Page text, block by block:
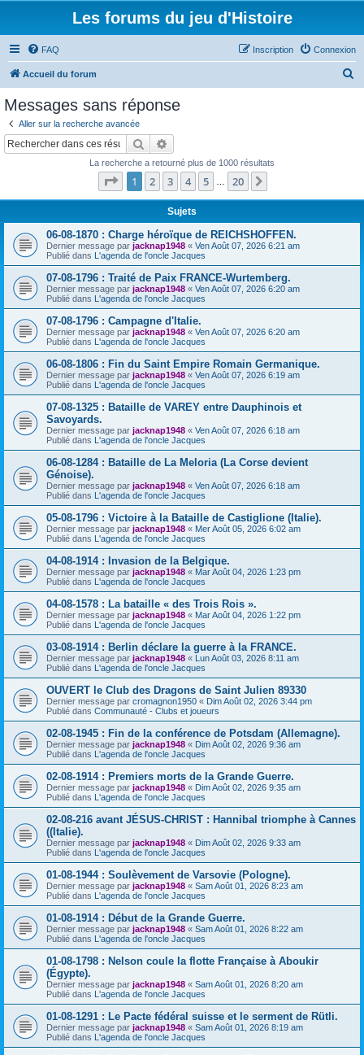
Les forums du jeu d'Histoire
FAQ Connexion
Inscription
Accueil du forum
Messages sans réponse
Aller sur la recherche avancée
Rechercher
La recherche a retourné plus de 1000 résultats
Page 1sur20
1 2 3 4 5 20
Sujets
06-08-1870 : Charge héroïque de REICHSHOFFEN.
Dernier message par jacknap1948 « Ven Août 07, 2026 6:21 am
Publié dans L'agenda de l'oncle Jacques
07-08-1796 : Traité de Paix FRANCE-Wurtemberg.
Dernier message par jacknap1948 « Ven Août 07, 2026 6:20 am
Publié dans L'agenda de l'oncle Jacques
07-08-1796 : Campagne d'Italie.
Dernier message par jacknap1948 « Ven Août 07, 2026 6:20 am
Publié dans L'agenda de l'oncle Jacques
06-08-1806 : Fin du Saint Empire Romain Germanique.
Dernier message par jacknap1948 « Ven Août 07, 2026 6:19 am
Publié dans L'agenda de l'oncle Jacques
07-08-1325 : Bataille de VAREY entre Dauphinois et
Savoyards.
Dernier message par jacknap1948 « Ven Août 07, 2026 6:18 am
Publié dans L'agenda de l'oncle Jacques
06-08-1284 : Bataille de La Meloria (La Corse devient
Génoise).
Dernier message par jacknap1948 « Ven Août 07, 2026 6:18 am
Publié dans L'agenda de l'oncle Jacques
05-08-1796 : Victoire à la Bataille de Castiglione (Italie).
Dernier message par jacknap1948 « Mer Août 05, 2026 6:02 am
Publié dans L'agenda de l'oncle Jacques
04-08-1914 : Invasion de la Belgique.
Dernier message par jacknap1948 « Mar Août 04, 2026 1:23 pm
Publié dans L'agenda de l'oncle Jacques
04-08-1578 : La bataille « des Trois Rois ».
Dernier message par jacknap1948 « Mar Août 04, 2026 1:22 pm
Publié dans L'agenda de l'oncle Jacques
03-08-1914 : Berlin déclare la guerre à la FRANCE.
Dernier message par jacknap1948 « Lun Août 03, 2026 8:11 am
Publié dans L'agenda de l'oncle Jacques
OUVERT le Club des Dragons de Saint Julien 89330
Dernier message par cromagnon1950 « Dim Août 02, 2026 3:44 pm
Publié dans Communauté - Clubs et joueurs
02-08-1945 : Fin de la conférence de Potsdam (Allemagne).
Dernier message par jacknap1948 « Dim Août 02, 2026 9:36 am
Publié dans L'agenda de l'oncle Jacques
02-08-1914 : Premiers morts de la Grande Guerre.
Dernier message par jacknap1948 « Dim Août 02, 2026 9:35 am
Publié dans L'agenda de l'oncle Jacques
02-08-216 avant JÉSUS-CHRIST : Hannibal triomphe à Cannes
((Italie).
Dernier message par jacknap1948 « Dim Août 02, 2026 9:33 am
Publié dans L'agenda de l'oncle Jacques
01-08-1944 : Soulèvement de Varsovie (Pologne).
Dernier message par jacknap1948 « Sam Août 01, 2026 8:23 am
Publié dans L'agenda de l'oncle Jacques
01-08-1914 : Début de la Grande Guerre.
Dernier message par jacknap1948 « Sam Août 01, 2026 8:22 am
Publié dans L'agenda de l'oncle Jacques
01-08-1798 : Nelson coule la flotte Française à Aboukir
(Égypte).
Dernier message par jacknap1948 « Sam Août 01, 2026 8:20 am
Publié dans L'agenda de l'oncle Jacques
01-08-1291 : Le Pacte fédéral suisse et le serment de Rütli.
Dernier message par jacknap1948 « Sam Août 01, 2026 8:19 am
Publié dans L'agenda de l'oncle Jacques